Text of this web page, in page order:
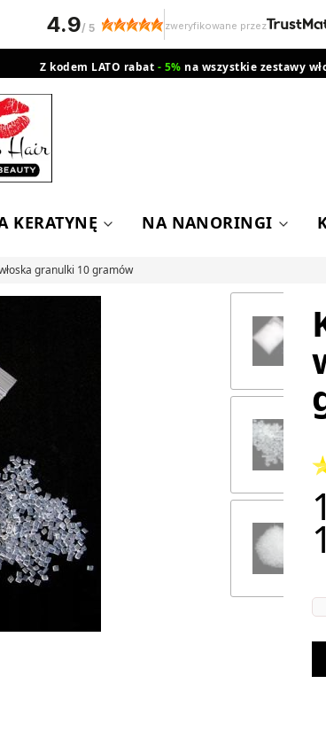
Z kodem LATO rabat - 5% na wszystkie zestawy
KERATYNĘ NA NANORINGI
granulki 10 gramów
4.9/ 5 zweryfikowane przez